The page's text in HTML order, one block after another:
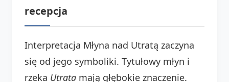
recepcja
Interpretacja Młyna nad Utratą zaczyna
się od jego symboliki. Tytułowy młyn i
rzeka Utrata mają głębokie znaczenie.